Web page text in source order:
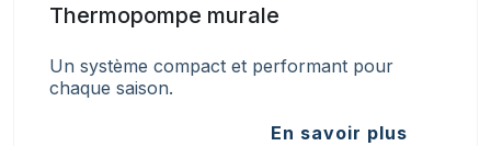
Thermopompe murale
Un système compact et performant pour
chaque saison.
En savoir plus